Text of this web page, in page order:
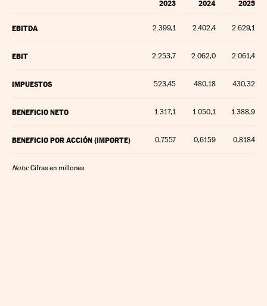
2023 2024 2025
EBITDA 2.399,1 2.402,4 2.629,1
EBIT 2.253,7 2.062,0 2.061,4
IMPUESTOS 523,45 480,18 430,32
BENEFICIO NETO 1.317,1 1.050,1 1.388,9
BENEFICIO POR ACCIÓN (IMPORTE) 0,7557 0,6159 0,8184
Nota:Cifras en millones.